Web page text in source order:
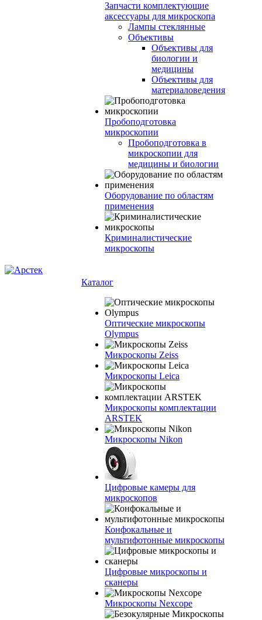
Запчасти комплектующие
аксессуары для микроскопа
Лампы стеклянные
Объективы
Объективы для
биологии и
медицины
Объективы для
материаловедения
Пробоподготовка
микроскопии
Пробоподготовка в
микроскопии для
медицины и биологии
Оборудование по областям
применения
Криминалистические
микроскопы
Каталог
Оптические микроскопы
Olympus
Микроскопы Zeiss
Микроскопы Leica
Микроскопы комплектации
ARSTEK
Микроскопы Nikon
Цифровые камеры для
микроскопов
Конфокальные и
мультифотонные микроскопы
Цифровые микроскопы и
сканеры
Микроскопы Nexcope